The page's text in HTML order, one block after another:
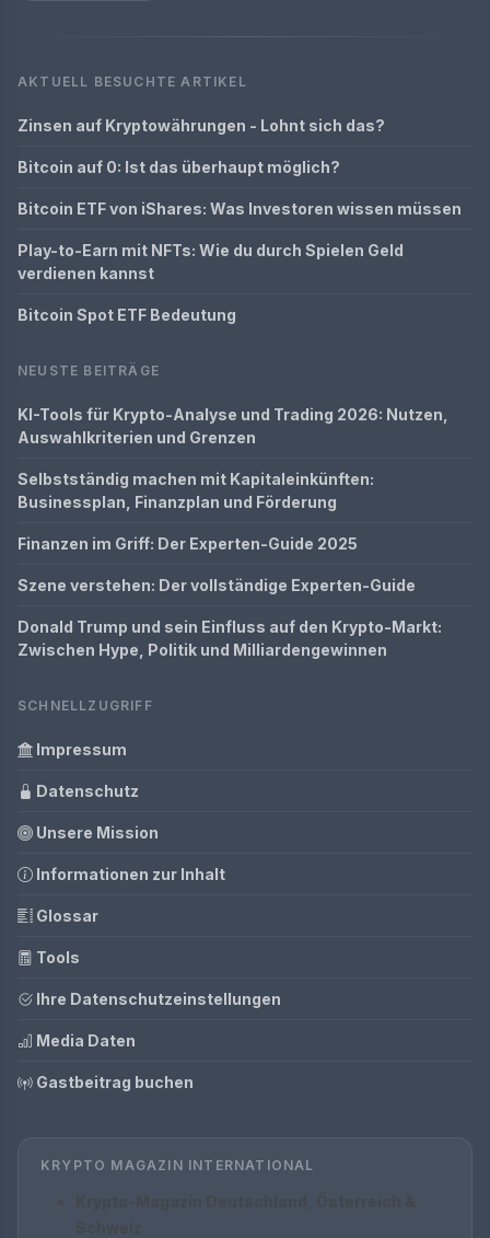
AKTUELL BESUCHTE ARTIKEL
Zinsen auf Kryptowährungen - Lohnt sich das?
Bitcoin auf 0: Ist das überhaupt möglich?
Bitcoin ETF von iShares: Was Investoren wissen müssen
Play-to-Earn mit NFTs: Wie du durch Spielen Geld
verdienen kannst
Bitcoin Spot ETF Bedeutung
NEUSTE BEITRÄGE
KI-Tools für Krypto-Analyse und Trading 2026: Nutzen,
Auswahlkriterien und Grenzen
Selbstständig machen mit Kapitaleinkünften:
Businessplan, Finanzplan und Förderung
Finanzen im Griff: Der Experten-Guide 2025
Szene verstehen: Der vollständige Experten-Guide
Donald Trump und sein Einfluss auf den Krypto-Markt:
Zwischen Hype, Politik und Milliardengewinnen
SCHNELLZUGRIFF
Impressum
Datenschutz
Unsere Mission
Informationen zur Inhalt
Glossar
Tools
Ihre Datenschutzeinstellungen
Media Daten
Gastbeitrag buchen
KRYPTO MAGAZIN INTERNATIONAL